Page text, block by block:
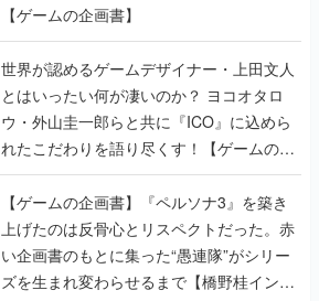
【ゲームの企画書】
世界が認めるゲームデザイナー・上田文人
とはいったい何が凄いのか？ ヨコオタロ
ウ・外山圭一郎らと共に『ICO』に込めら
れたこだわりを語り尽くす！【ゲームの企
画書】
【ゲームの企画書】『ペルソナ3』を築き
上げたのは反骨心とリスペクトだった。赤
い企画書のもとに集った“愚連隊”がシリー
ズを生まれ変わらせるまで【橋野桂インタ